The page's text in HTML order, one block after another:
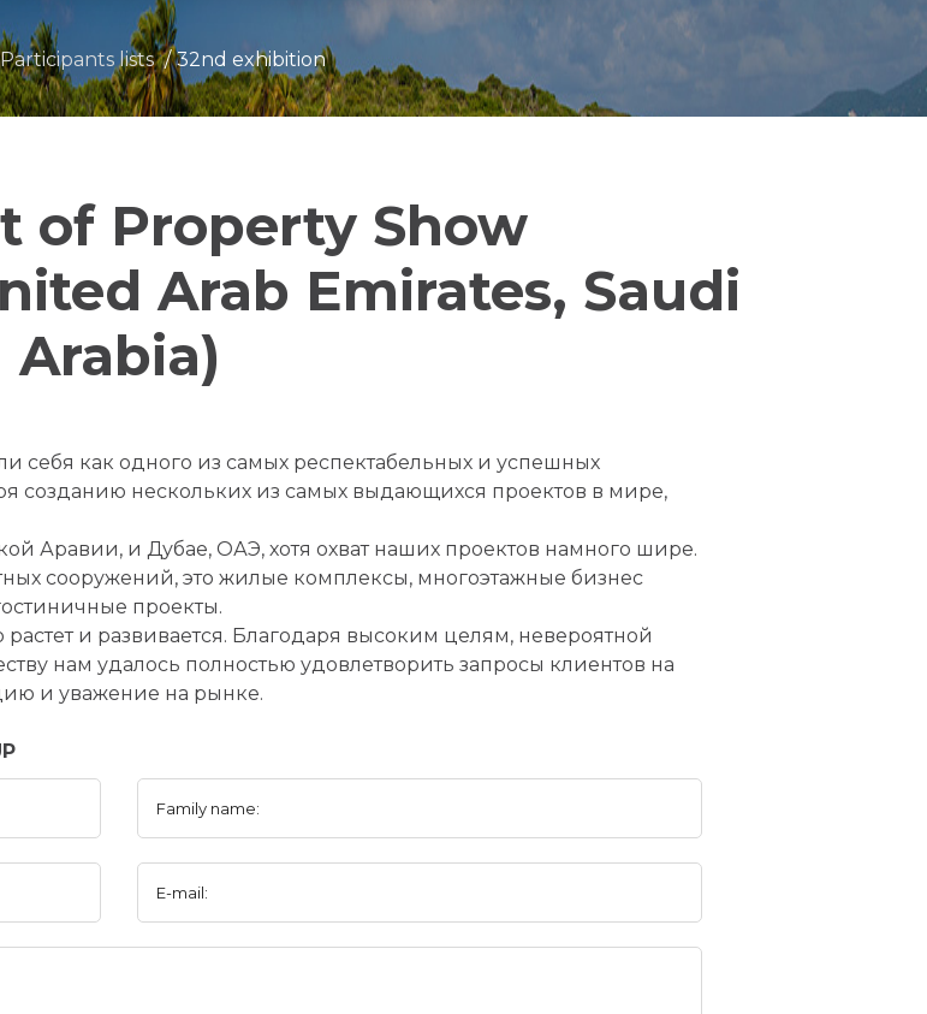
Participants lists 32nd exhibition
of Property Show
Arab Emirates, Saudi
Arabia)
себя как одного из самых респектабельных и успешных
созданию нескольких из самых выдающихся проектов в мире,
Аравии, и Дубае, ОАЭ, хотя охват наших проектов намного шире.
сооружений, это жилые комплексы, многоэтажные бизнес
проекты.
и развивается. Благодаря высоким целям, невероятной
нам удалось полностью удовлетворить запросы клиентов на
и уважение на рынке.
Family name:
E-mail: